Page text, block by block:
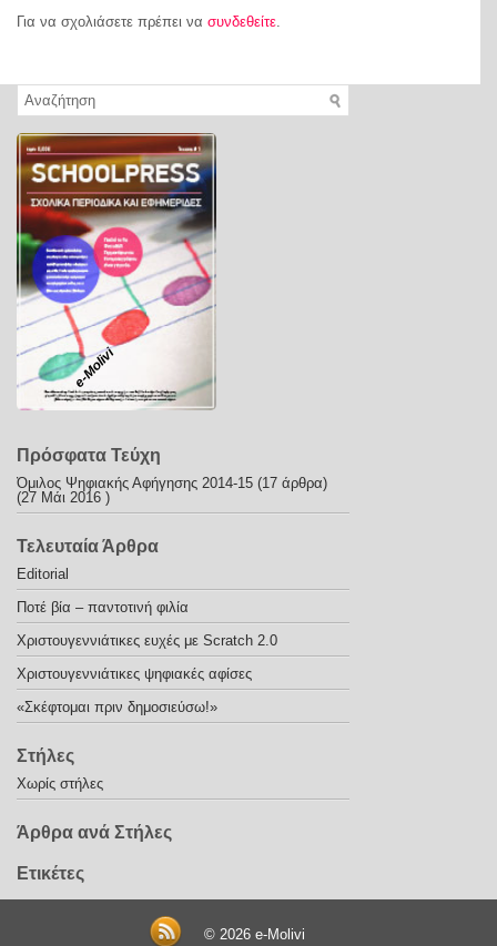
Για να σχολιάσετε πρέπει να συνδεθείτε.
e-Molivi
Πρόσφατα Τεύχη
Όμιλος Ψηφιακής Αφήγησης 2014-15 (17 άρθρα)
(27 Μάι 2016 )
Τελευταία Άρθρα
Editorial
Ποτέ βία – παντοτινή φιλία
Χριστουγεννιάτικες ευχές με Scratch 2.0
Χριστουγεννιάτικες ψηφιακές αφίσες
«Σκέφτομαι πριν δημοσιεύσω!»
Στήλες
Χωρίς στήλες
Άρθρα ανά Στήλες
Ετικέτες
© 2026e-Molivi